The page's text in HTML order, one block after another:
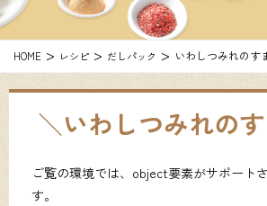
HOME レシピ だしパック いわしつみれのす
いわしつみれの
ご覧の環境では、object要素がサポート
す。